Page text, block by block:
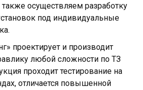
осуществляем разработку
под индивидуальные
проектирует и производит
любой сложности по ТЗ
проходит тестирование на
отличается повышенной